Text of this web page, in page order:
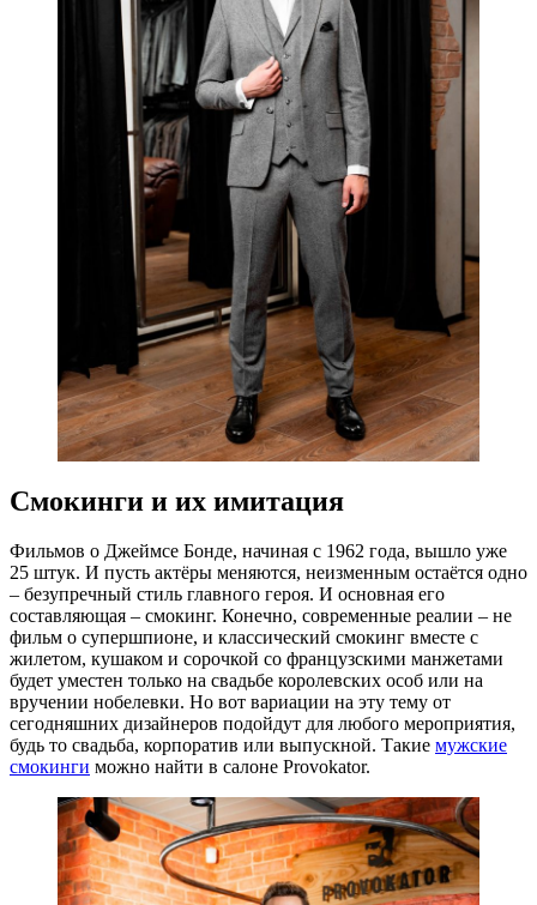
Смокинги и их имитация
Фильмов о Джеймсе Бонде, начиная с 1962 года, вышло уже
25 штук. И пусть актёры меняются, неизменным остаётся одно
– безупречный стиль главного героя. И основная его
составляющая – смокинг. Конечно, современные реалии – не
фильм о супершпионе, и классический смокинг вместе с
жилетом, кушаком и сорочкой со французскими манжетами
будет уместен только на свадьбе королевских особ или на
вручении нобелевки. Но вот вариации на эту тему от
сегодняшних дизайнеров подойдут для любого мероприятия,
будь то свадьба, корпоратив или выпускной. Такие мужские
смокинги можно найти в салоне Provokator.